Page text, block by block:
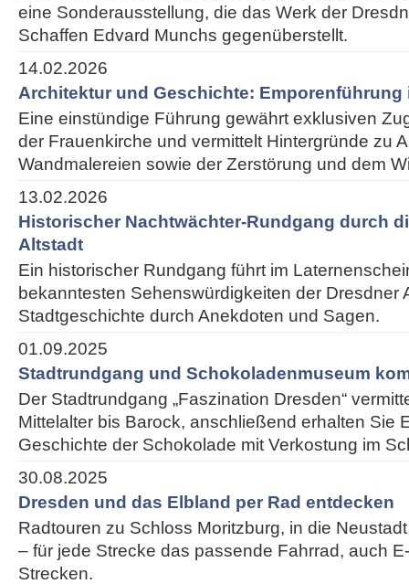
eine Sonderausstellung, die das Werk der
Schaffen Edvard Munchs gegenüberstellt.
14.02.2026
Architektur und Geschichte: Emporenführung
Eine einstündige Führung gewährt exklusiven
der Frauenkirche und vermittelt Hintergründe zu
Wandmalereien sowie der Zerstörung und dem
13.02.2026
Historischer Nachtwächter-Rundgang durch
Altstadt
Ein historischer Rundgang führt im
bekanntesten Sehenswürdigkeiten der Dresdner
Stadtgeschichte durch Anekdoten und Sagen.
01.09.2025
Stadtrundgang und Schokoladenmuseum
Der Stadtrundgang „Faszination Dresden“
Mittelalter bis Barock, anschließend erhalten Sie
Geschichte der Schokolade mit Verkostung im
30.08.2025
Dresden und das Elbland per Rad entdecken
Radtouren zu Schloss Moritzburg, in die
– für jede Strecke das passende Fahrrad, auch
Strecken.